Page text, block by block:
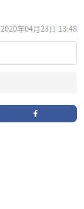
2020年04月23日 13:48